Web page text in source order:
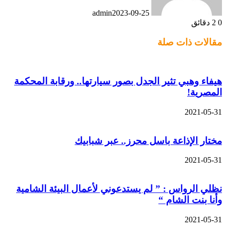
admin2023-09-25
0
مقالات ذات صلة
هيفاء وهبي تثير الجدل بصور سيارتها.. ورقابة المحكمة
المصرية!
2021-05-31
مختار الإذاعة باسل محرز.. عبر شبابيك
2021-05-31
نظلي الرواس : ” لم يستدعوني لأعمال البيئة الشامية
وأنا بنت الشام “
2021-05-31